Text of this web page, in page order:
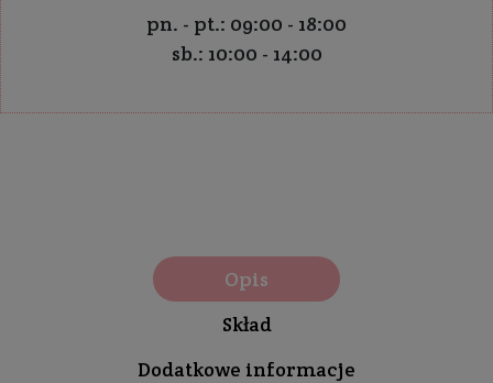
pn. - pt.: 09:00 - 18:00
sb.: 10:00 - 14:00
Opis
Skład
Dodatkowe informacje